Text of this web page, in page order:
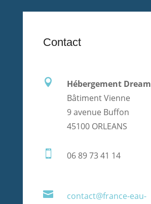
Contact

Hébergement Dream
Bâtiment Vienne
9 avenue Buffon
45100 ORLEANS
 06 89 73 41 14

contact@france-eau-